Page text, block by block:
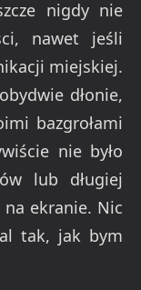
nigdy nie
nawet jeśli
miejskiej.
dłonie,
bazgrołami
nie było
lub długiej
na ekranie. Nic
tak, jak bym